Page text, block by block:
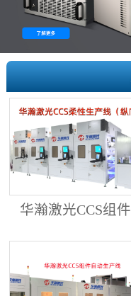
华瀚激光CCS组
动生产线（纵向